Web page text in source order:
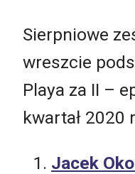
Sierpniowe
wreszcie
Playa za II –
kwartał 2020
Jacek